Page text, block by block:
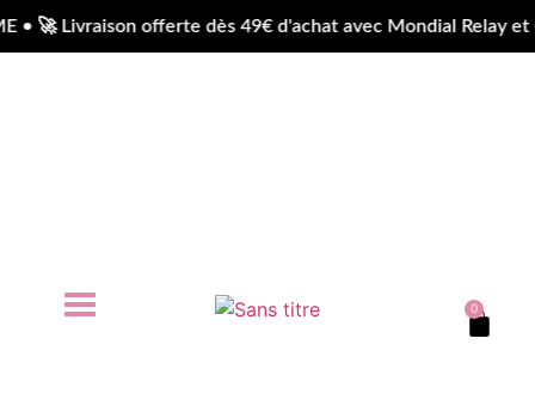
Livraison offerte dès 49€ d'achat avec Mondial Relay et
0